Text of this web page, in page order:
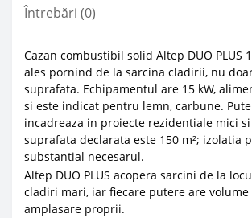
Întrebări (0)
Cazan combustibil solid Altep DUO PLUS
ales pornind de la sarcina cladirii, nu
suprafata. Echipamentul are 15 kW,
si este indicat pentru lemn, carbune.
incadreaza in proiecte rezidentiale mici
suprafata declarata este 150 m²; izolatia
substantial necesarul.
Altep DUO PLUS acopera sarcini de la
cladiri mari, iar fiecare putere are
amplasare proprii.